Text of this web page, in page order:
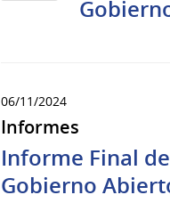
2025
06/11/2024
Informes
Informe Final
Gobierno